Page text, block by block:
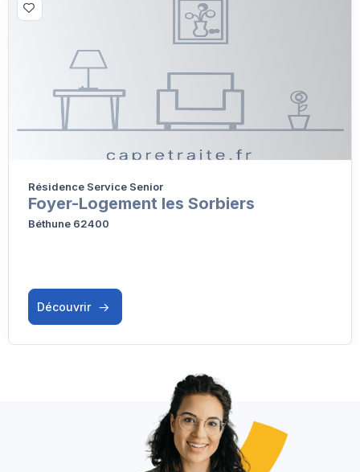
Résidence Service Senior
Foyer-Logement les Sorbiers
Béthune 62400
Découvrir